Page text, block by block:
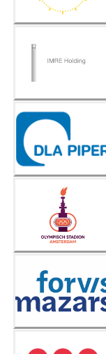
IMRE
DLA
Piper
Olympis
ch
Stadion
Amsterd
am
Forvis
Mazars